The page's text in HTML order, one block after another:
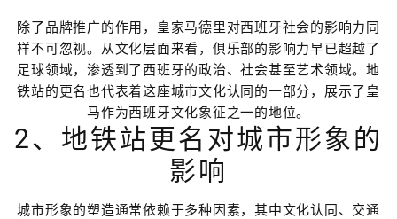
除了品牌推广的作用，皇家马德里对西班牙社会的影响力同
样不可忽视。从文化层面来看，俱乐部的影响力早已超越了
足球领域，渗透到了西班牙的政治、社会甚至艺术领域。地
铁站的更名也代表着这座城市文化认同的一部分，展示了皇
马作为西班牙文化象征之一的地位。
2、地铁站更名对城市形象的
影响
城市形象的塑造通常依赖于多种因素，其中文化认同、交通